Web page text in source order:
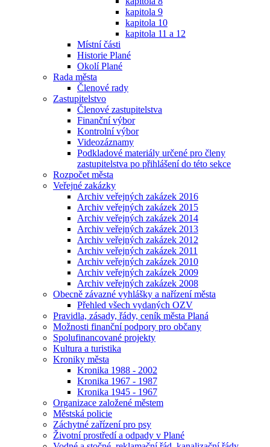
kapitola 9
kapitola 10
kapitola 11 a 12
Místní části
Historie Plané
Okolí Plané
Rada města
Členové rady
Zastupitelstvo
Členové zastupitelstva
Finanční výbor
Kontrolní výbor
Videozáznamy
Podkladové materiály určené pro členy
zastupitelstva po přihlášení do této sekce
Rozpočet města
Veřejné zakázky
Archiv veřejných zakázek 2016
Archiv veřejných zakázek 2015
Archiv veřejných zakázek 2014
Archiv veřejných zakázek 2013
Archiv veřejných zakázek 2012
Archiv veřejných zakázek 2011
Archiv veřejných zakázek 2010
Archiv veřejných zakázek 2009
Archiv veřejných zakázek 2008
Obecně závazné vyhlášky a nařízení města
Přehled všech vydaných OZV
Pravidla, zásady, řády, ceník města Planá
Možnosti finanční podpory pro občany
Spolufinancované projekty
Kultura a turistika
Kroniky města
Kronika 1988 - 2002
Kronika 1967 - 1987
Kronika 1945 - 1967
Organizace založené městem
Městská policie
Záchytné zařízení pro psy
Životní prostředí a odpady v Plané